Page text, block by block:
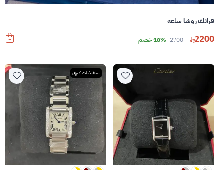
فرانك روشا ساعة
2200
2700 18% خصم
تخفيضات كبرى